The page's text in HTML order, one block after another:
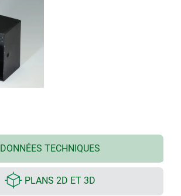
DONNÉES TECHNIQUES
PLANS 2D ET 3D